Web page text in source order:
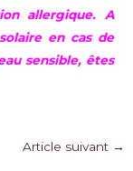
allergique. A
en cas de
sensible, êtes
Article suivant →